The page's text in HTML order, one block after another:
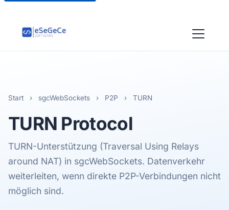
Start › sgcWebSockets › P2P › TURN
TURN Protocol
TURN-Unterstützung (Traversal Using Relays
around NAT) in sgcWebSockets. Datenverkehr
weiterleiten, wenn direkte P2P-Verbindungen nicht
möglich sind.